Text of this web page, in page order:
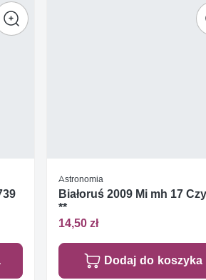
Astronomia
Białoruś 2009 Mi mh 17
**
14,50 zł
Dodaj do koszyka